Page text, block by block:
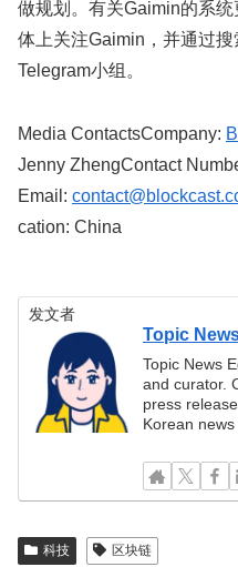
做规划。有关Gaimin的系
体上关注Gaimin，并通过
Telegram小组。
Media ContactsCompany:
Jenny ZhengContact
Email:
cation: China
发文者
Topic
Topic News
and curator.
press
Korean
科技 区块链